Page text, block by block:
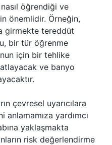
öğrendiği ve
önemlidir. Örneğin,
girmekte tereddüt
bir tür öğrenme
için bir tehlike
ve banyo
çevresel uyarıcılara
anlamamıza yardımcı
yaklaşmakta
risk değerlendirme